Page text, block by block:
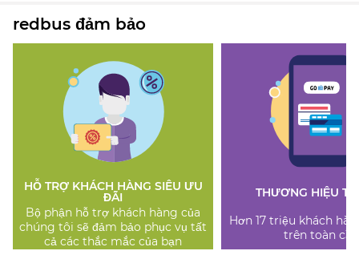
redbus đảm bảo
HỖ TRỢ KHÁCH HÀNG SIÊU ƯU
ĐÃI
Bộ phận hỗ trợ khách hàng của
chúng tôi sẽ đảm bảo phục vụ tất
cả các thắc mắc của bạn
THƯƠNG HIỆU
Hơn 17 triệu khách
trên toàn cầu